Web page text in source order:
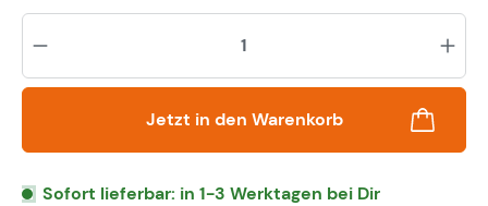
Jetzt in den Warenkorb
Sofort lieferbar: in 1-3 Werktagen bei Dir